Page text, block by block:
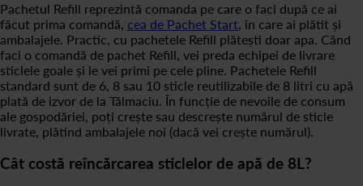
Pachetul Refill reprezintă comanda pe care o faci după ce ai
făcut prima comandă, cea de Pachet Start, în care ai plătit și
ambalajele. Practic, cu pachetele Refill plătești doar apa. Când
faci o comandă de pachet Refill, vei preda echipei de livrare
sticlele goale și le vei primi pe cele pline. Pachetele Refill
standard sunt de 6, 8 sau 10 sticle reutilizabile de 8 litri cu apă
plată de izvor de la Tălmaciu. În funcție de nevoile de consum
ale gospodăriei, poți crește sau descrește numărul de sticle
livrate, plătind ambalajele noi (dacă vei crește numărul).
Cât costă reîncărcarea sticlelor de apă de 8L?